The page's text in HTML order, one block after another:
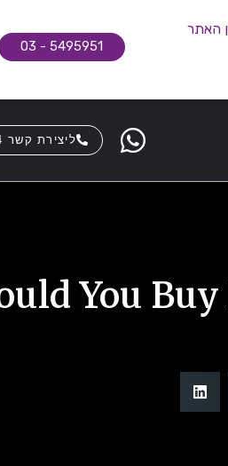
האתר
5495951 - 03
ליצירת קשר 054-5553434
You Buy